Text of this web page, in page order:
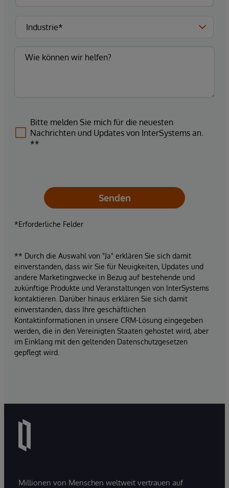
Bitte melden Sie mich für die neuesten
Nachrichten und Updates von InterSystems an.
**
Senden
*Erforderliche Felder
** Durch die Auswahl von "Ja" erklären Sie sich damit
einverstanden, dass wir Sie für Neuigkeiten, Updates und
andere Marketingzwecke in Bezug auf bestehende und
zukünftige Produkte und Veranstaltungen von InterSystems
kontaktieren. Darüber hinaus erklären Sie sich damit
einverstanden, dass Ihre geschäftlichen
Kontaktinformationen in unsere CRM-Lösung eingegeben
werden, die in den Vereinigten Staaten gehostet wird, aber
im Einklang mit den geltenden Datenschutzgesetzen
gepflegt wird.
Millionen von Menschen weltweit vertrauen auf